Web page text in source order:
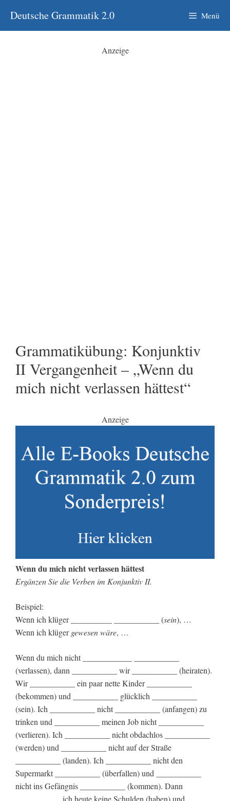
Inhalt
springen
Deutsche Grammatik 2.0 Menü
Anzeige
Grammatikübung: Konjunktiv
II Vergangenheit – „Wenn du
mich nicht verlassen hättest“
Anzeige
Wenn du mich nicht verlassen hättest
Ergänzen Sie die Verben im Konjunktiv II.
Beispiel:
Wenn ich klüger __________ ___________ (sein), …
Wenn ich klügergewesen wäre, …
Wenn du mich nicht ____________ ___________
(verlassen), dann ___________ wir ___________ (heiraten).
Wir ___________ ein paar nette Kinder ___________
(bekommen) und ___________ glücklich ___________
(sein). Ich ___________ nicht ___________ (anfangen) zu
trinken und ___________ meinen Job nicht ___________
(verlieren). Ich ___________ nicht obdachlos ___________
(werden) und ___________ nicht auf der Straße
___________ (landen). Ich ___________ nicht den
Supermarkt ___________ (überfallen) und ___________
nicht ins Gefängnis ___________ (kommen). Dann
___________ ich heute keine Schulden (haben) und